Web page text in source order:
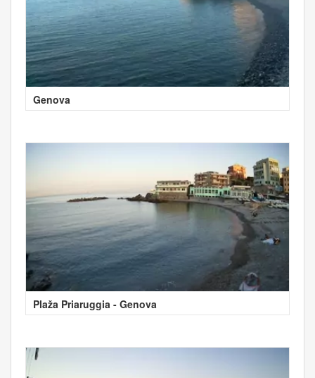
Genova
Plaža Priaruggia - Genova